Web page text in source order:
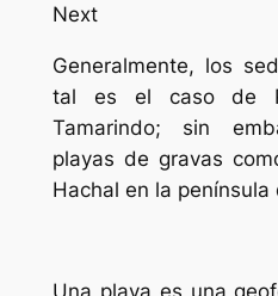
Next
Generalmente, los
tal es el caso de
Tamarindo; sin
playas de gravas
Hachal en la península